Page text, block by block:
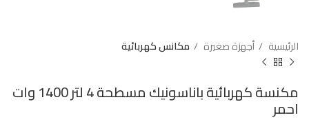
الرئيسية أجهزة صغيرة مكانس كهربائية
مكنسة كهربائية باناسونيك مسطحة 4 لتر 1400 وات
احمر